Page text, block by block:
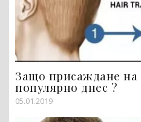
Защо присаждане на
популярно днес ?
05.01.2019